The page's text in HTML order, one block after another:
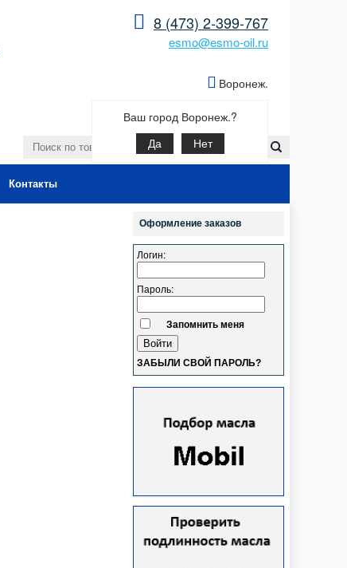
8 (473) 2-399-767
esmo@esmo-oil.ru
Воронеж.
Ваш город Воронеж.?
Да Нет
Контакты
Оформление заказов
Логин:
Пароль:
Запомнить меня
ЗАБЫЛИ СВОЙ ПАРОЛЬ?